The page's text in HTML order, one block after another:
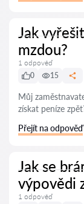
Jak
mzdou?
1 odpověď
0
15
Můj
získat peníze
Přejít na odpověď
Jak se
výpovědi
1 odpověď